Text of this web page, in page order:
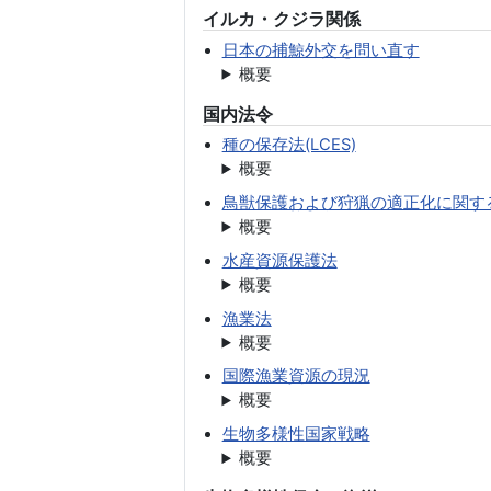
イルカ・クジラ関係
日本の捕鯨外交を問い直す
概要
国内法令
種の保存法(LCES)
概要
鳥獣保護および狩猟の適正化に関す
概要
水産資源保護法
概要
漁業法
概要
国際漁業資源の現況
概要
生物多様性国家戦略
概要